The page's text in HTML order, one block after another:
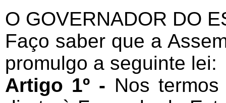
O GOVERNADOR DO
Faço saber que a
promulgo a seguinte lei:
Artigo 1º - Nos